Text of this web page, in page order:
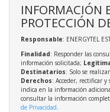
INFORMACIÓN
PROTECCIÓN
Responsable: ENERGYTEL
Finalidad: Responder las
información solicitada;
Destinatarios: Solo se
Derechos: Acceder, rectificar y
indica en la información
consultar la información
de Privacidad